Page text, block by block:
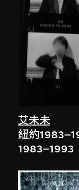
艾未未
紐約
1983–1993